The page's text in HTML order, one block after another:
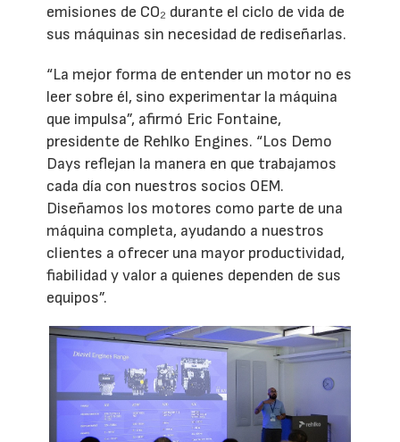
emisiones de CO₂ durante el ciclo de vida de
sus máquinas sin necesidad de rediseñarlas.
“La mejor forma de entender un motor no es
leer sobre él, sino experimentar la máquina
que impulsa”, afirmó Eric Fontaine,
presidente de Rehlko Engines. “Los Demo
Days reflejan la manera en que trabajamos
cada día con nuestros socios OEM.
Diseñamos los motores como parte de una
máquina completa, ayudando a nuestros
clientes a ofrecer una mayor productividad,
fiabilidad y valor a quienes dependen de sus
equipos”.